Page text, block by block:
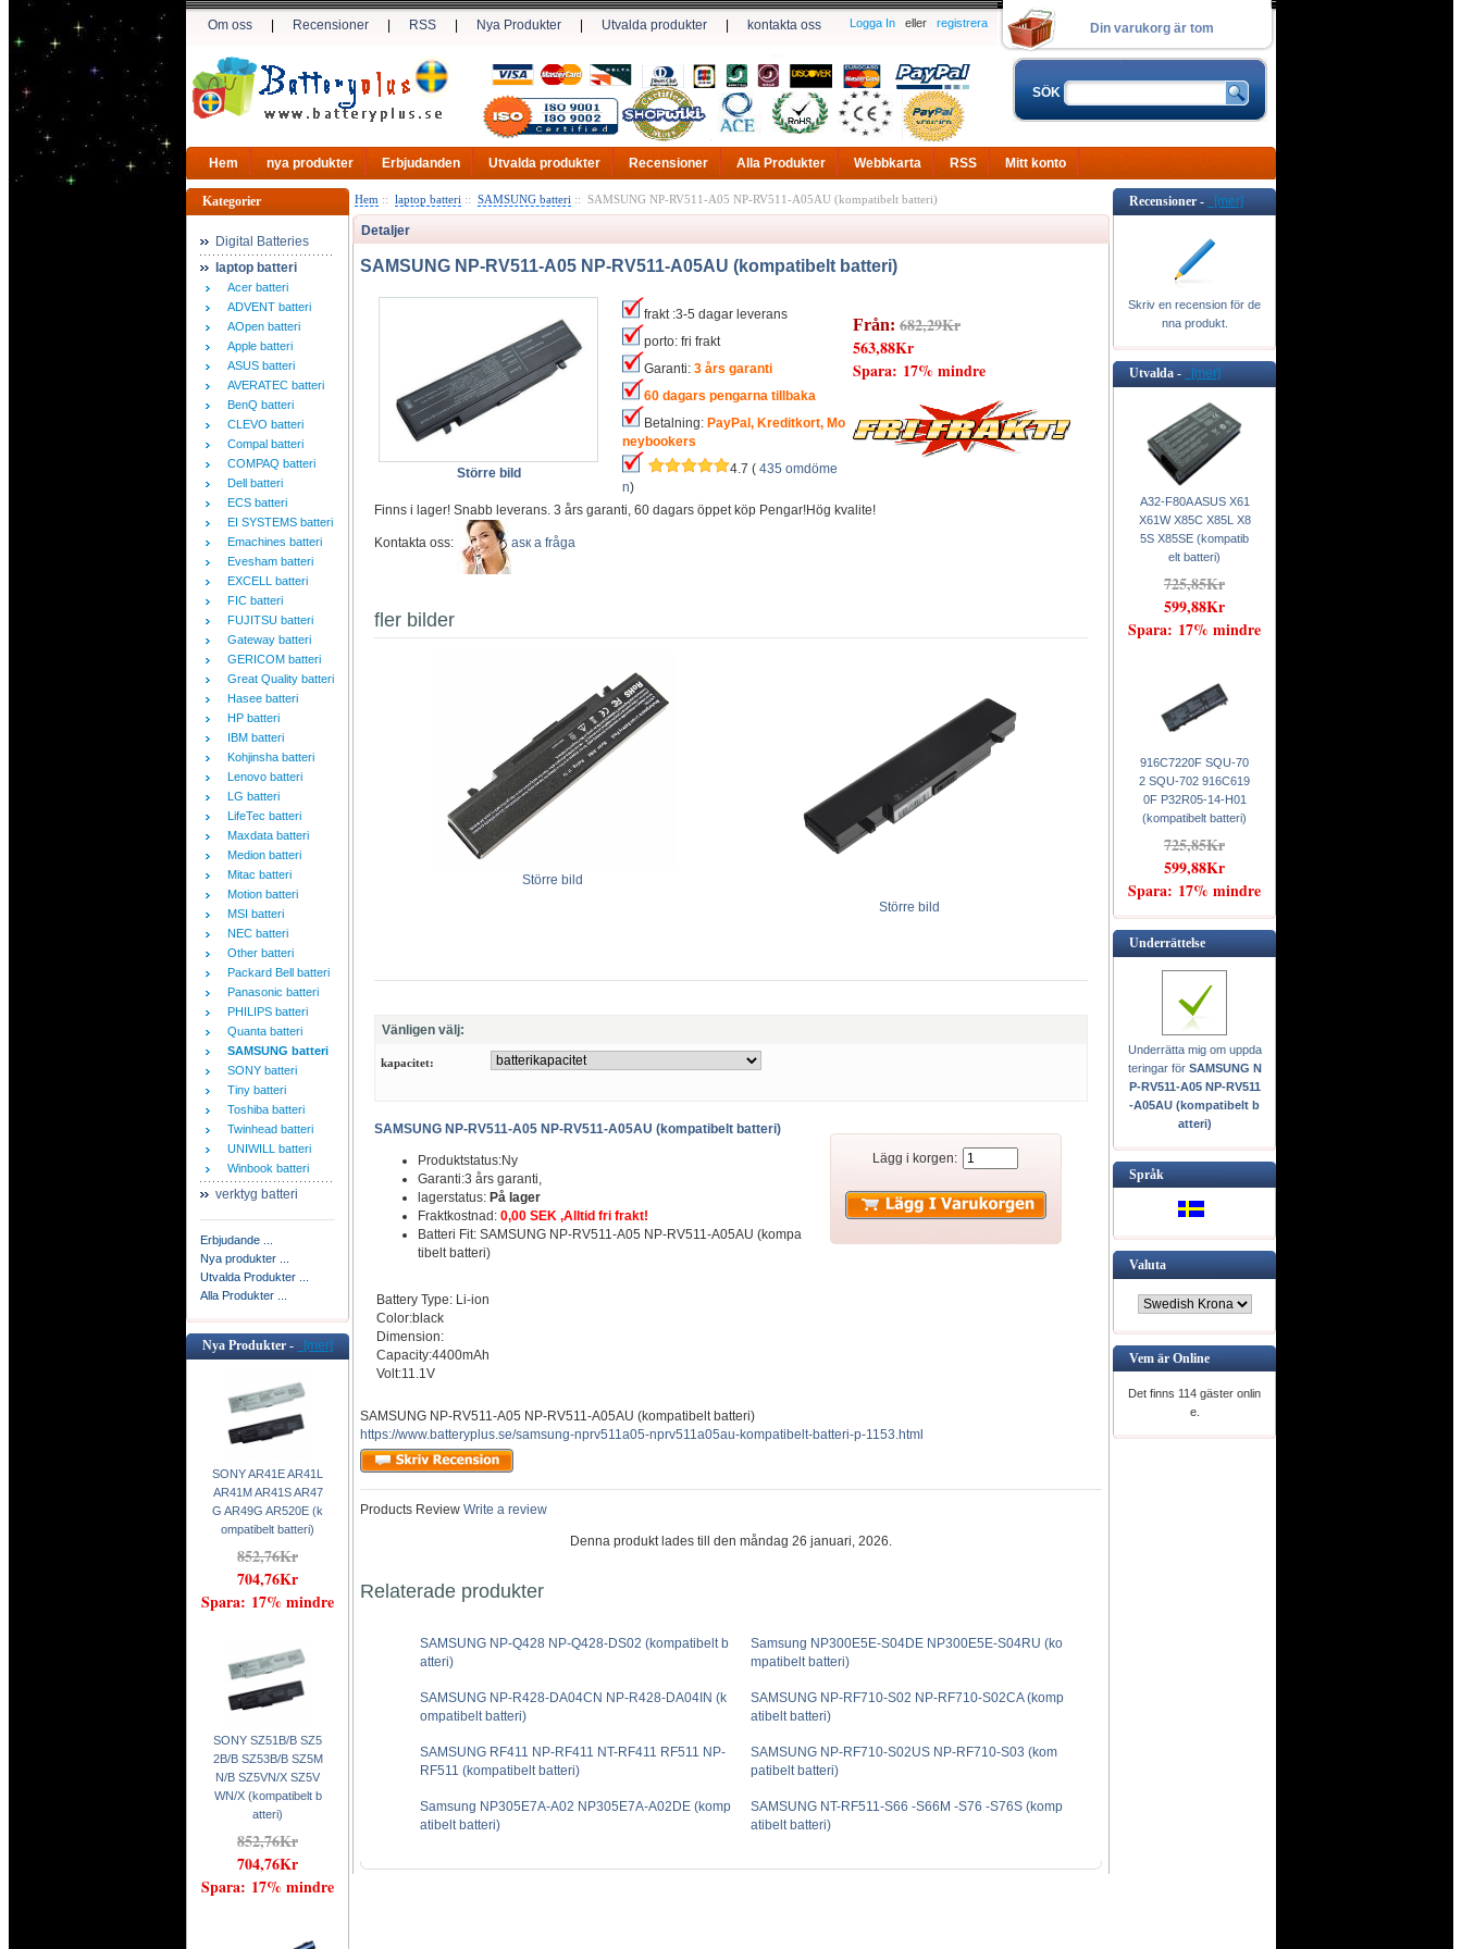
Om oss Recensioner RSS Nya Produkter Utvalda produkter kontakta oss Din varukorg är tom
Logga In eller registrera
SÖK
Hem nya produkter Erbjudanden Utvalda produkter Recensioner Alla Produkter Webbkarta RSS Mitt konto
Kategorier
Digital Batteries
laptop batteri
Acer batteri
ADVENT batteri
AOpen batteri
Apple batteri
ASUS batteri
AVERATEC batteri
BenQ batteri
CLEVO batteri
Compal batteri
COMPAQ batteri
Dell batteri
ECS batteri
EI SYSTEMS batteri
Emachines batteri
Evesham batteri
EXCELL batteri
FIC batteri
FUJITSU batteri
Gateway batteri
GERICOM batteri
Great Quality batteri
Hasee batteri
HP batteri
IBM batteri
Kohjinsha batteri
Lenovo batteri
LG batteri
LifeTec batteri
Maxdata batteri
Medion batteri
Mitac batteri
Motion batteri
MSI batteri
NEC batteri
Other batteri
Packard Bell batteri
Panasonic batteri
PHILIPS batteri
Quanta batteri
SAMSUNG batteri
SONY batteri
Tiny batteri
Toshiba batteri
Twinhead batteri
UNIWILL batteri
Winbook batteri
verktyg batteri
Erbjudande ...
Nya produkter ...
Utvalda Produkter ...
Alla Produkter ...
Nya Produkter - [mer]
SONY AR41E AR41L
AR41M AR41S AR47
G AR49G AR520E (k
ompatibelt batteri)
852,76Kr
704,76Kr
Spara: 17% mindre
SONY SZ51B/B SZ5
2B/B SZ53B/B SZ5M
N/B SZ5VN/X SZ5V
WN/X (kompatibelt b
atteri)
852,76Kr
704,76Kr
Spara: 17% mindre
Hem :: laptop batteri :: SAMSUNG batteri :: SAMSUNG NP-RV511-A05 NP-RV511-A05AU (kompatibelt batteri)
Detaljer
SAMSUNG NP-RV511-A05 NP-RV511-A05AU (kompatibelt batteri)
Större bild
frakt :3-5 dagar leverans
porto: fri frakt
Garanti: 3 års garanti
60 dagars pengarna tillbaka
Betalning: PayPal, Kreditkort, Mo
neybookers
4.7 ( 435 omdöme
n)
Från: 682,29Kr
563,88Kr
Spara: 17% mindre
Finns i lager! Snabb leverans. 3 års garanti, 60 dagars öppet köp Pengar!Hög kvalite!
Kontakta oss: аsк а fråga
fler bilder
Större bild
Större bild
Vänligen välj:
kapacitet:
Lägg i korgen:
SAMSUNG NP-RV511-A05 NP-RV511-A05AU (kompatibelt batteri)
Produktstatus:Ny
Garanti:3 års garanti,
lagerstatus: På lager
Fraktkostnad: 0,00 SEK ,Alltid fri frakt!
Batteri Fit: SAMSUNG NP-RV511-A05 NP-RV511-A05AU (kompa
tibelt batteri)
Battery Type: Li-ion
Color:black
Dimension:
Capacity:4400mAh
Volt:11.1V
SAMSUNG NP-RV511-A05 NP-RV511-A05AU (kompatibelt batteri)
https://www.batteryplus.se/samsung-nprv511a05-nprv511a05au-kompatibelt-batteri-p-1153.html
Products Review Write a review
Denna produkt lades till den måndag 26 januari, 2026.
Relaterade produkter
SAMSUNG NP-Q428 NP-Q428-DS02 (kompatibelt b
atteri)
Samsung NP300E5E-S04DE NP300E5E-S04RU (ko
mpatibelt batteri)
SAMSUNG NP-R428-DA04CN NP-R428-DA04IN (k
ompatibelt batteri)
SAMSUNG NP-RF710-S02 NP-RF710-S02CA (komp
atibelt batteri)
SAMSUNG RF411 NP-RF411 NT-RF411 RF511 NP-
RF511 (kompatibelt batteri)
SAMSUNG NP-RF710-S02US NP-RF710-S03 (kom
patibelt batteri)
Samsung NP305E7A-A02 NP305E7A-A02DE (komp
atibelt batteri)
SAMSUNG NT-RF511-S66 -S66M -S76 -S76S (komp
atibelt batteri)
Recensioner - [mer]
Skriv en recension för de
nna produkt.
Utvalda - [mer]
A32-F80A ASUS X61
X61W X85C X85L X8
5S X85SE (kompatib
elt batteri)
725,85Kr
599,88Kr
Spara: 17% mindre
916C7220F SQU-70
2 SQU-702 916C619
0F P32R05-14-H01
(kompatibelt batteri)
725,85Kr
599,88Kr
Spara: 17% mindre
Underrättelse
Underrätta mig om uppda
teringar för SAMSUNG N
P-RV511-A05 NP-RV511
-A05AU (kompatibelt b
atteri)
Språk
Valuta
Vem är Online
Det finns 114 gäster onlin
e.